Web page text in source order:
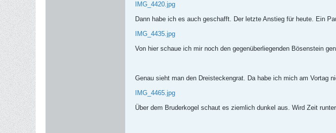
IMG_4420.jpg
Dann habe ich es auch geschafft. Der letzte Anstieg für heute. Ein
IMG_4435.jpg
Von hier schaue ich mir noch den gegenüberliegenden Bösenstein
Genau sieht man den Dreisteckengrat. Da habe ich mich am Vortag
IMG_4465.jpg
Über dem Bruderkogel schaut es ziemlich dunkel aus. Wird Zeit